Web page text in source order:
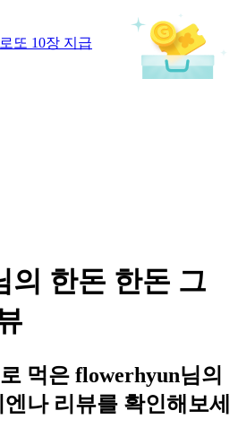
또 10장 지급
의 한돈 한돈 그
먹은 flowerhyun님의
나 리뷰를 확인해보세